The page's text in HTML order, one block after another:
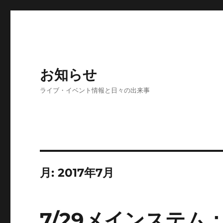
お知らせ
ライブ・イベント情報と日々の出来事
月:2017年7月